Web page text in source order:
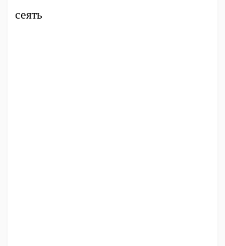
сеять